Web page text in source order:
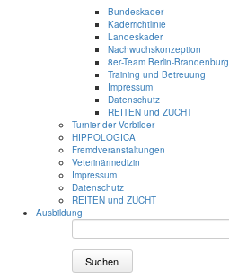
Bundeskader
Kaderrichtlinie
Landeskader
Nachwuchskonzeption
8er-Team Berlin-Brandenburg
Training und Betreuung
Impressum
Datenschutz
REITEN und ZUCHT
Turnier der Vorbilder
HIPPOLOGICA
Fremdveranstaltungen
Veterinärmedizin
Impressum
Datenschutz
REITEN und ZUCHT
Ausbildung
Suchen